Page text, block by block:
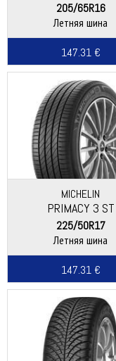
205/65R16
Летняя шина
147.31 €
MICHELIN
PRIMACY 3 ST
225/50R17
Летняя шина
147.31 €